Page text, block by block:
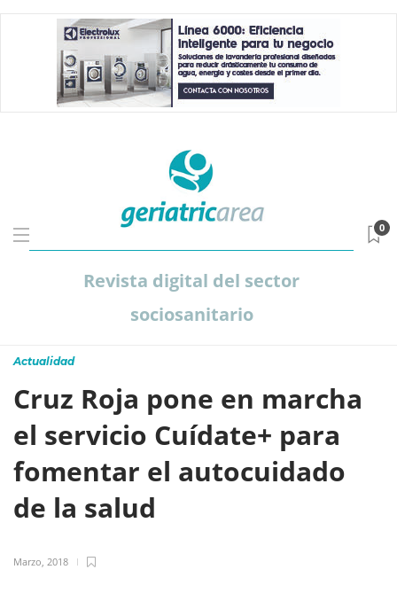
Revista digital del sector
sociosanitario
0
Actualidad
Cruz Roja pone en marcha
el servicio Cuídate+ para
fomentar el autocuidado
de la salud
Marzo, 2018